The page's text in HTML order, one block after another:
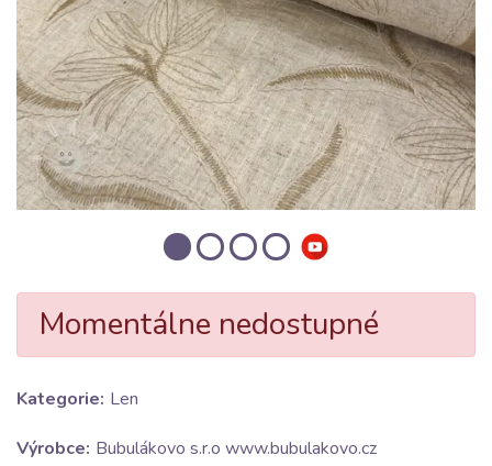
Momentálne nedostupné
Kategorie: Len
Výrobce: Bubulákovo s.r.o www.bubulakovo.cz